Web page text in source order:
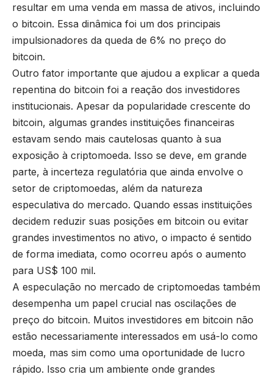
resultar em uma venda em massa de ativos, incluindo
o bitcoin. Essa dinâmica foi um dos principais
impulsionadores da queda de 6% no preço do
bitcoin.
Outro fator importante que ajudou a explicar a queda
repentina do bitcoin foi a reação dos investidores
institucionais. Apesar da popularidade crescente do
bitcoin, algumas grandes instituições financeiras
estavam sendo mais cautelosas quanto à sua
exposição à criptomoeda. Isso se deve, em grande
parte, à incerteza regulatória que ainda envolve o
setor de criptomoedas, além da natureza
especulativa do mercado. Quando essas instituições
decidem reduzir suas posições em bitcoin ou evitar
grandes investimentos no ativo, o impacto é sentido
de forma imediata, como ocorreu após o aumento
para US$ 100 mil.
A especulação no mercado de criptomoedas também
desempenha um papel crucial nas oscilações de
preço do bitcoin. Muitos investidores em bitcoin não
estão necessariamente interessados em usá-lo como
moeda, mas sim como uma oportunidade de lucro
rápido. Isso cria um ambiente onde grandes